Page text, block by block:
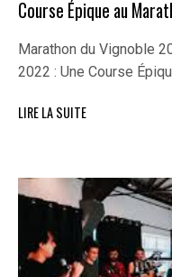
Course Épique au
Marathon du Vignoble
2022 : Une Course
LIRE LA SUITE